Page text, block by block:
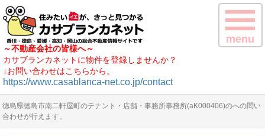
～不動産会社の皆様へ～
カサブランカネットに物件を登録しませんか？
↓お問い合わせはこちらから。
https://www.casablanca-net.co.jp/contact
menu
徳島県徳島市南二軒屋町のテナント・店舗・事務所事務所(aK000406)のへの問い
合わせが行えます。